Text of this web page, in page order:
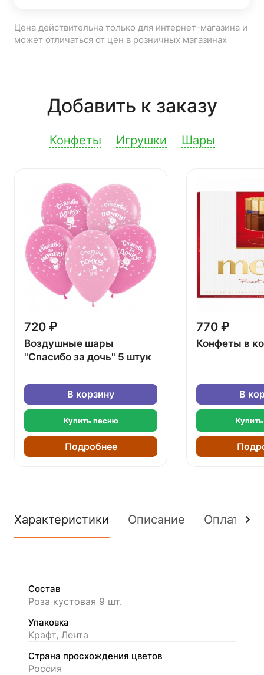
Цена действительна только для интернет-магазина и
может отличаться от цен в розничных магазинах
Добавить к заказу
Конфеты Игрушки Шары
720 ₽
Воздушные шары
"Спасибо за дочь" 5 штук
В корзину
Купить песню
Подробнее
770 ₽
Конфеты в
В
Характеристики Описание Оплата
Состав
Роза кустовая 9 шт.
Упаковка
Крафт, Лента
Страна просхождения цветов
Россия